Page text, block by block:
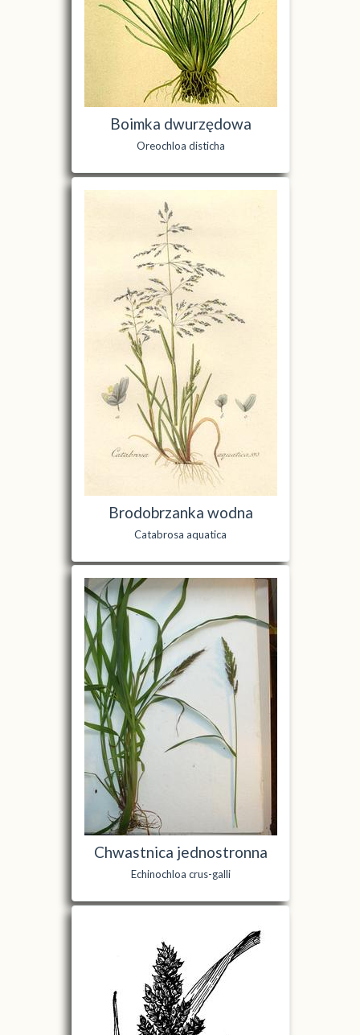
Boimka dwurzędowa
Oreochloa disticha
Brodobrzanka wodna
Catabrosa aquatica
Chwastnica jednostronna
Echinochloa crus-galli